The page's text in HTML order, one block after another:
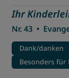
Ihr
Nr. 43 •
Dank/danken
Besonders